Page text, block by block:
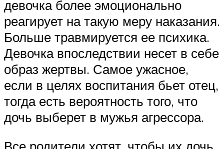
девочка более эмоционально
реагирует на такую меру наказания.
Больше травмируется ее психика.
Девочка впоследствии несет в себе
образ жертвы. Самое ужасное,
если в целях воспитания бьет отец,
тогда есть вероятность того, что
дочь выберет в мужья агрессора.